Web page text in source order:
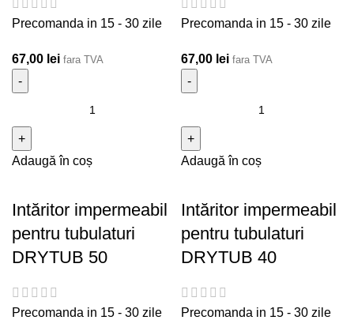
Precomanda in 15 - 30 zile
67,00 lei fara TVA
Cantitate Intăritor impermeabil pentru tubulaturi DRYTUB
Adaugă în coș
Precomanda in 15 - 30 zile
67,00 lei fara TVA
Cantitate Intăritor
tubulaturi DRYTUB 63
Adaugă în coș
Intăritor impermeabil
pentru tubulaturi
DRYTUB 50
Precomanda in 15 - 30 zile
Intăritor impermeabil
pentru tubulaturi
DRYTUB 40
Precomanda in 15 - 30 zile